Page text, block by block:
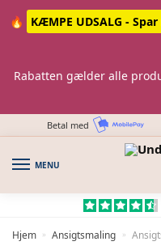
🔥
KÆMPE UDSALG -
Rabatten gælder alle
Betal med
MENU
Hjem » Ansigtsmaling »